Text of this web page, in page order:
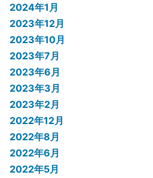
2024年1月
2023年12月
2023年10月
2023年7月
2023年6月
2023年3月
2023年2月
2022年12月
2022年8月
2022年6月
2022年5月